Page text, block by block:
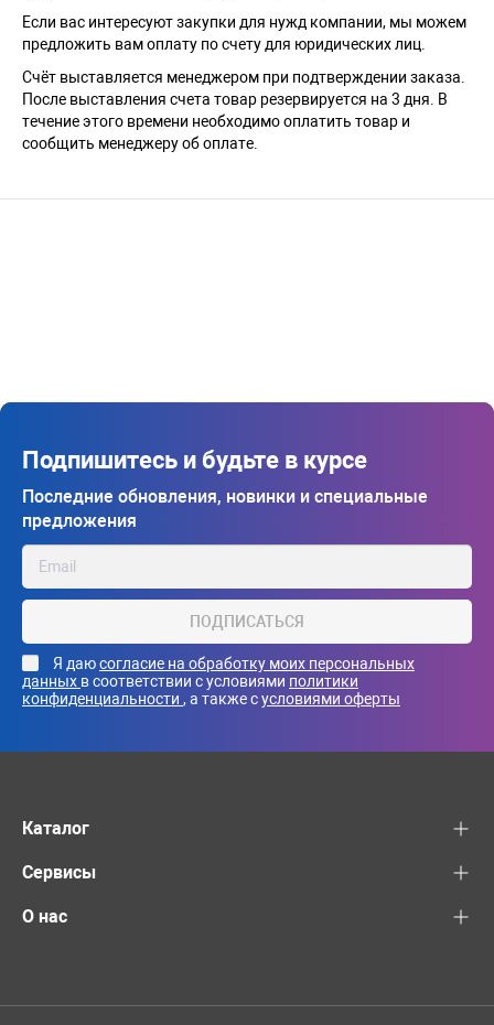
Если вас интересуют закупки для нужд компании, мы можем
предложить вам оплату по счету для юридических лиц.
Счёт выставляется менеджером при подтверждении заказа.
После выставления счета товар резервируется на 3 дня. В
течение этого времени необходимо оплатить товар и
сообщить менеджеру об оплате.
Подпишитесь и будьте в курсе
Последние обновления, новинки и специальные
предложения
ПОДПИСАТЬСЯ
Я даюсогласие на обработку моих персональных
данных в соответствии с условиями политики
конфиденциальности , а также сусловиями оферты
Каталог
Сервисы
О нас